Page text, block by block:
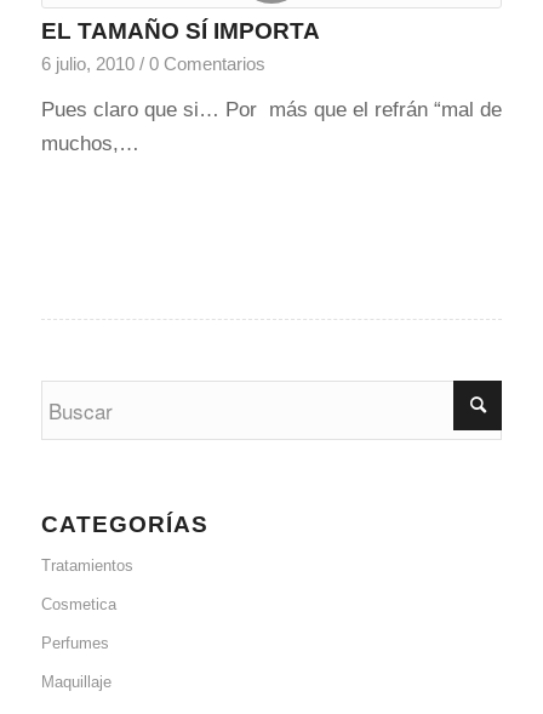
EL TAMAÑO SÍ IMPORTA
6 julio, 2010 / 0 Comentarios
Pues claro que si… Por más que el refrán “mal de
muchos,…
CATEGORÍAS
Tratamientos
Cosmetica
Perfumes
Maquillaje